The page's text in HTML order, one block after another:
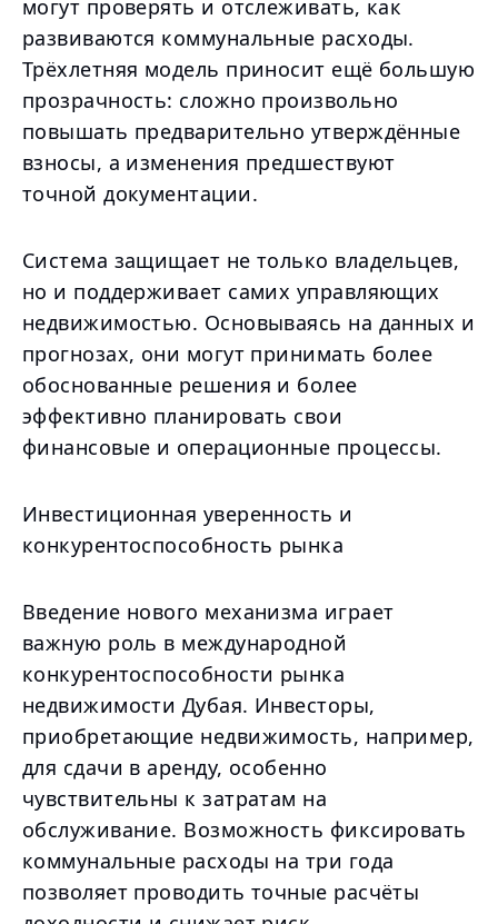
могут проверять и отслеживать, как
развиваются коммунальные расходы.
Трёхлетняя модель приносит ещё большую
прозрачность: сложно произвольно
повышать предварительно утверждённые
взносы, а изменения предшествуют
точной документации.
Система защищает не только владельцев,
но и поддерживает самих управляющих
недвижимостью. Основываясь на данных и
прогнозах, они могут принимать более
обоснованные решения и более
эффективно планировать свои
финансовые и операционные процессы.
Инвестиционная уверенность и
конкурентоспособность рынка
Введение нового механизма играет
важную роль в международной
конкурентоспособности рынка
недвижимости Дубая. Инвесторы,
приобретающие недвижимость, например,
для сдачи в аренду, особенно
чувствительны к затратам на
обслуживание. Возможность фиксировать
коммунальные расходы на три года
позволяет проводить точные расчёты